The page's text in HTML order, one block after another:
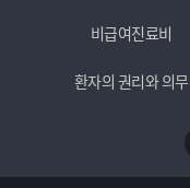
비급여진료비
환자의 권리와 의무